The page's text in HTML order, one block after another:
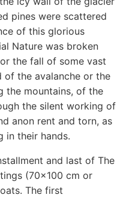
pines were scattered
of this glorious
Nature was broken
the fall of some vast
of the avalanche or the
the mountains, of the
the silent working of
anon rent and torn, as
in their hands.
and last of The
(70x100 cm or
The first